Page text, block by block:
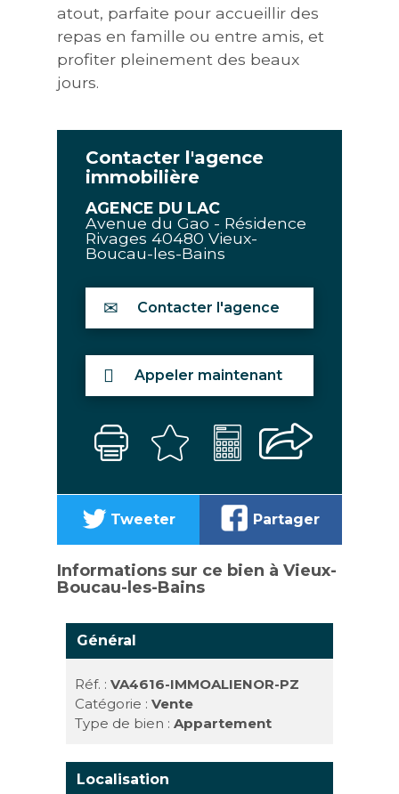
atout, parfaite pour accueillir des
repas en famille ou entre amis, et
profiter pleinement des beaux
jours.
Contacter l'agence
immobilière
AGENCE DU LAC
Avenue du Gao - Résidence
Rivages 40480 Vieux-
Boucau-les-Bains
Contacter l'agence
Appeler maintenant
Tweeter Partager
Informations sur ce bien à Vieux-
Boucau-les-Bains
Général
Réf. :VA4616-IMMOALIENOR-PZ
Catégorie :Vente
Type de bien :Appartement
Localisation